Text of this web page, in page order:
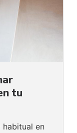
tu
habitual en